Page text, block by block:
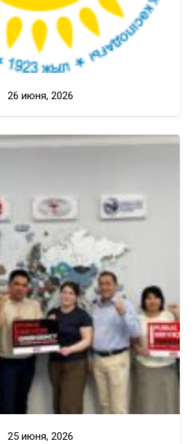
26 июня, 2026
25 июня, 2026